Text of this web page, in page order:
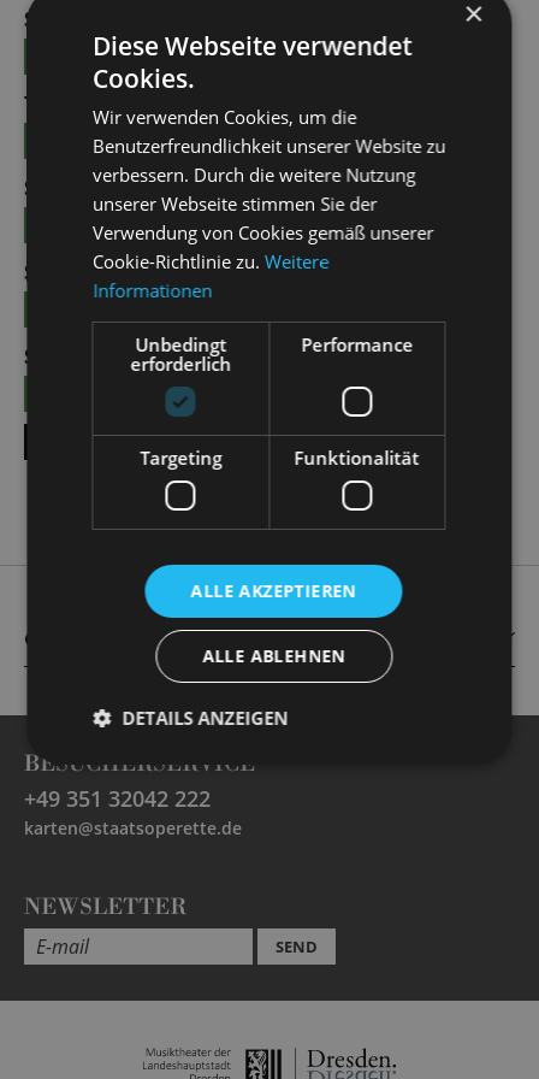
SUN | 20.09.2026 | 18:00 - 19:15
TICKETS
19 - 49 €
THU | 01.10.2026 | 19:30 - 20:45
TICKETS
15,50 € - 39,00 €
SAT | 17.10.2026 | 19:30 - 20:45
TICKETS
15,50 € - 39,00 €
SUN | 18.10.2026 | 15:00 - 16:15
SAT | 31.10.2026 | 19:30 - 20:45
15,50 € - 39,00 €
SHOW ALL DATES
CAST
BESUCHERSERVICE
+49 351 32042 222
karten@staatsoperette.de
NEWSLETTER
SEND
×
Diese Webseite verwendet
Cookies.
Wir verwenden Cookies, um die
Benutzerfreundlichkeit unserer Website zu
verbessern. Durch die weitere Nutzung
unserer Webseite stimmen Sie der
Verwendung von Cookies gemäß unserer
Cookie-Richtlinie zu.Weitere
Informationen
Unbedingt
erforderlich
Performance
Targeting Funktionalität
ALLE AKZEPTIEREN
ALLE ABLEHNEN
DETAILS ANZEIGEN